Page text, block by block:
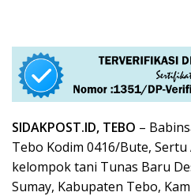
SIDAKPOST.ID, TEBO –
Tebo Kodim 0416/Bute,
kelompok tani Tunas Baru
Sumay, Kabupaten Tebo,